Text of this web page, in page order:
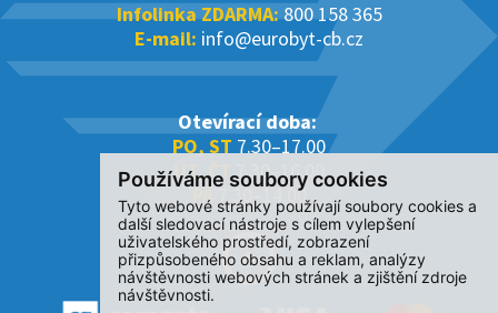
Používáme soubory cookies
Tyto webové stránky používají soubory cookies a
další sledovací nástroje s cílem vylepšení
uživatelského prostředí, zobrazení
přizpůsobeného obsahu a reklam, analýzy
návštěvnosti webových stránek a zjištění zdroje
návštěvnosti.
Infolinka ZDARMA:800 158 365
E-mail: info@eurobyt-cb.cz
Otevírací doba:
PO, ST 7.30–17.00
ÚT, ČT7.30–16.00
PÁ7.30–14.00